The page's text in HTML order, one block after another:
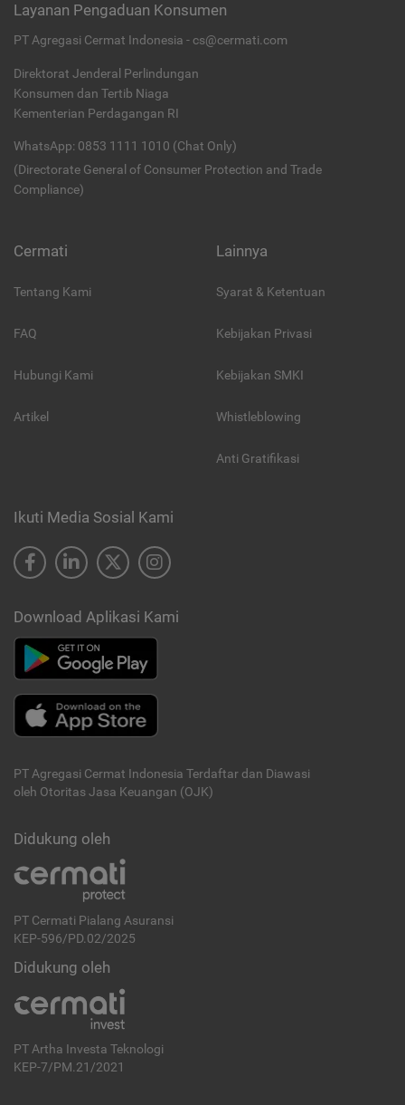
Layanan Pengaduan Konsumen
PT Agregasi Cermat Indonesia - cs@cermati.com
Direktorat Jenderal Perlindungan
Konsumen dan Tertib Niaga
Kementerian Perdagangan RI
WhatsApp: 0853 1111 1010 (Chat Only)
(Directorate General of Consumer Protection and Trade
Compliance)
Cermati
Tentang Kami
FAQ
Hubungi Kami
Artikel
Lainnya
Syarat & Ketentuan
Kebijakan Privasi
Kebijakan SMKI
Whistleblowing
Anti Gratifikasi
Ikuti Media Sosial Kami
Download Aplikasi Kami
PT Agregasi Cermat Indonesia Terdaftar dan Diawasi
oleh Otoritas Jasa Keuangan (OJK)
Didukung oleh
PT Cermati Pialang Asuransi
KEP-596/PD.02/2025
Didukung oleh
PT Artha Investa Teknologi
KEP-7/PM.21/2021